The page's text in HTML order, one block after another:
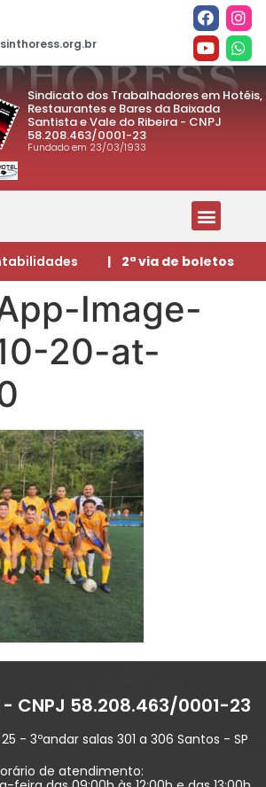
Sindicato dos Trabalhadores em Hotéis,
Restaurantes e Bares da Baixada
Santista e Vale do Ribeira - CNPJ
58.208.463/0001-23
Fundado em 23/03/1933
| 2ª via de boletos
Image-
20-at-
- CNPJ 58.208.463/0001-23
- 3ºandar salas 301 a 306 Santos - SP
de atendimento: